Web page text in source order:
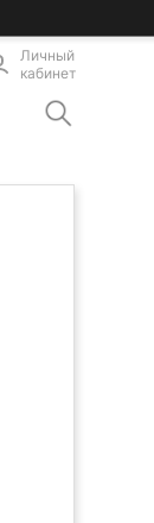
Личный
кабинет